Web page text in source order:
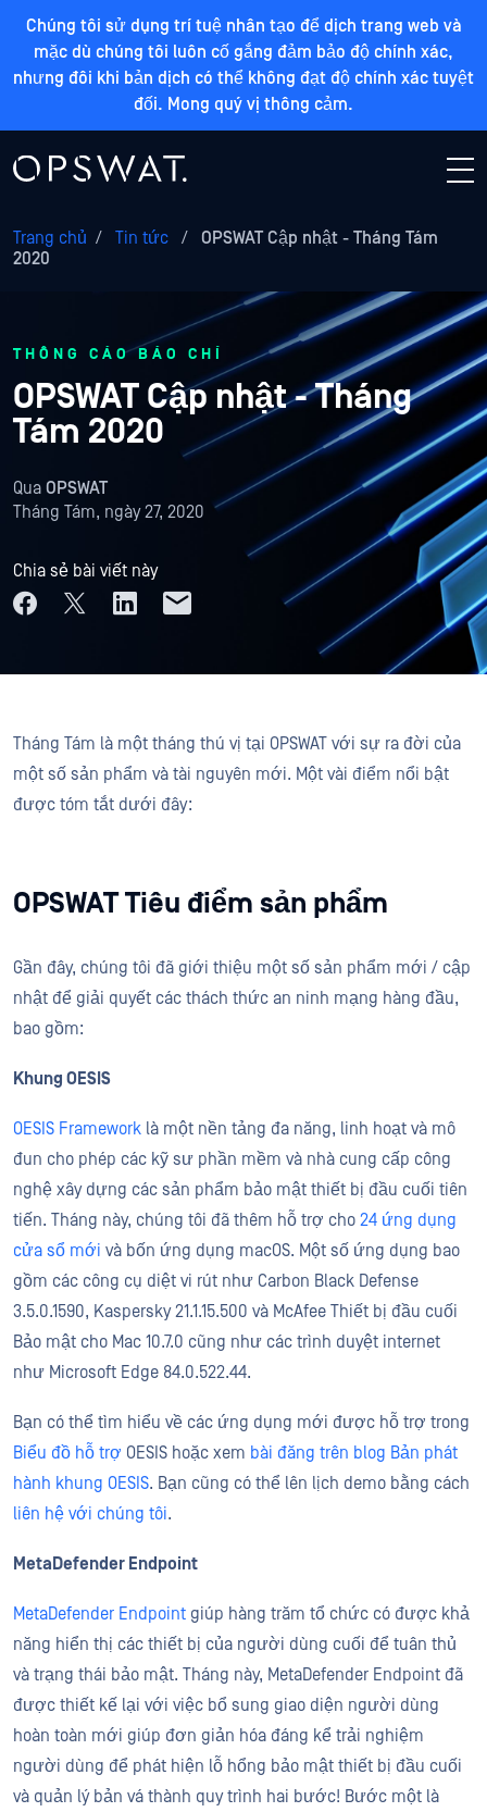
Chúng tôi sử dụng trí tuệ nhân tạo để dịch trang web và
mặc dù chúng tôi luôn cố gắng đảm bảo độ chính xác,
nhưng đôi khi bản dịch có thể không đạt độ chính xác tuyệt
đối. Mong quý vị thông cảm.
Trang chủ / Tin tức /
OPSWAT Cập nhật - Tháng Tám
2020
THÔNG CÁO BÁO CHÍ
OPSWAT Cập nhật - Tháng
Tám 2020
Qua OPSWAT
Tháng Tám, ngày 27, 2020
Chia sẻ bài viết này
Tháng Tám là một tháng thú vị tại OPSWAT với sự ra đời của
một số sản phẩm và tài nguyên mới. Một vài điểm nổi bật
được tóm tắt dưới đây:
OPSWAT Tiêu điểm sản phẩm
Gần đây, chúng tôi đã giới thiệu một số sản phẩm mới / cập
nhật để giải quyết các thách thức an ninh mạng hàng đầu,
bao gồm:
Khung OESIS
OESIS Framework là một nền tảng đa năng, linh hoạt và mô
đun cho phép các kỹ sư phần mềm và nhà cung cấp công
nghệ xây dựng các sản phẩm bảo mật thiết bị đầu cuối tiên
tiến. Tháng này, chúng tôi đã thêm hỗ trợ cho 24 ứng dụng
cửa sổ mới và bốn ứng dụng macOS. Một số ứng dụng bao
gồm các công cụ diệt vi rút như Carbon Black Defense
3.5.0.1590, Kaspersky 21.1.15.500 và McAfee Thiết bị đầu cuối
Bảo mật cho Mac 10.7.0 cũng như các trình duyệt internet
như Microsoft Edge 84.0.522.44.
Bạn có thể tìm hiểu về các ứng dụng mới được hỗ trợ trong
Biểu đồ hỗ trợ OESIS hoặc xem bài đăng trên blog Bản phát
hành khung OESIS. Bạn cũng có thể lên lịch demo bằng cách
liên hệ với chúng tôi.
MetaDefender Endpoint
MetaDefender Endpoint giúp hàng trăm tổ chức có được khả
năng hiển thị các thiết bị của người dùng cuối để tuân thủ
và trạng thái bảo mật. Tháng này, MetaDefender Endpoint đã
được thiết kế lại với việc bổ sung giao diện người dùng
hoàn toàn mới giúp đơn giản hóa đáng kể trải nghiệm
người dùng để phát hiện lỗ hổng bảo mật thiết bị đầu cuối
và quản lý bản vá thành quy trình hai bước! Bước một là